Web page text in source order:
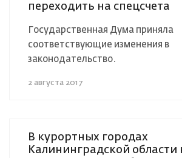
переходить на спецсчета
Государственная Дума приняла
соответствующие изменения в
законодательство.
2 августа 2017
В курортных городах
Калининградской области